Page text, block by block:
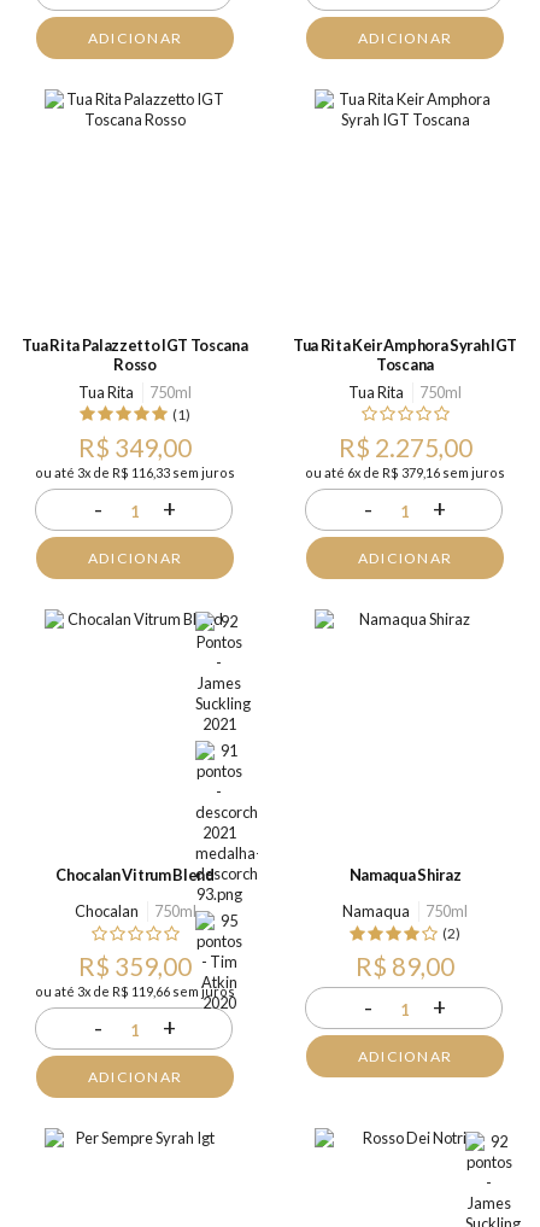
ADICIONAR ADICIONAR
Tua Rita Palazzetto IGT Toscana
Rosso
Tua Rita
750ml
(1)
R$ 349,00
ou até 3x de R$ 116,33 sem juros
- 1 +
ADICIONAR
Tua Rita Keir Amphora Syrah IGT
Toscana
Tua Rita
750ml
R$ 2.275,00
ou até 6x de R$ 379,16 sem juros
- 1 +
ADICIONAR
Chocalan Vitrum Blend
Chocalan
750ml
R$ 359,00
ou até 3x de R$ 119,66 sem juros
- 1 +
ADICIONAR
Namaqua Shiraz
Namaqua
750ml
(2)
R$ 89,00
- 1 +
ADICIONAR